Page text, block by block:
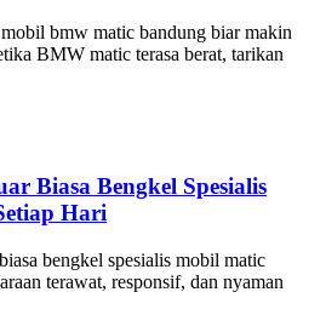
bmw matic bandung biar makin
BMW matic terasa berat, tarikan
Biasa Bengkel Spesialis
Hari
bengkel spesialis mobil matic
terawat, responsif, dan nyaman